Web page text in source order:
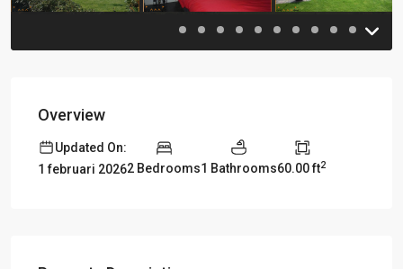
Overview
Updated On:
1 februari 20262 Bedrooms1 Bathrooms60.00 ft2